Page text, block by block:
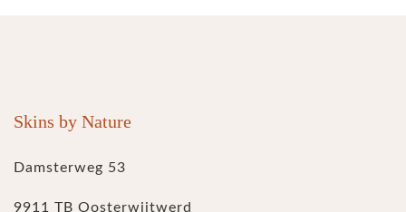
Skins by Nature
Damsterweg 53
9911 TB Oosterwijtwerd